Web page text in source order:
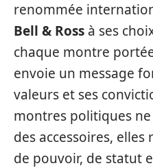
renommée
Bell & Ross à ses
chaque montre
envoie un message
valeurs et ses
montres politiques
des accessoires,
de pouvoir, de statut